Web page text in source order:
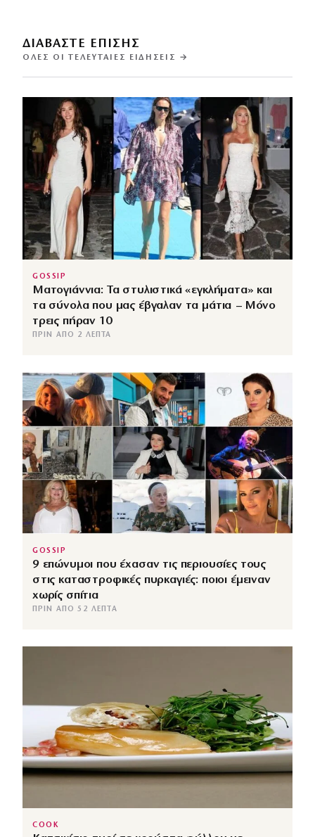
ΔΙΑΒΑΣΤΕ ΕΠΙΣΗΣ
ΌΛΕΣ ΟΙ ΤΕΛΕΥΤΑΊΕΣ ΕΙΔΉΣΕΙΣ →
GOSSIP
Ματογιάννια: Τα στυλιστικά «εγκλήματα» και
τα σύνολα που μας έβγαλαν τα μάτια – Μόνο
τρεις πήραν 10
ΠΡΙΝ ΑΠΌ 2 ΛΕΠΤΆ
GOSSIP
9 επώνυμοι που έχασαν τις περιουσίες τους
στις καταστροφικές πυρκαγιές: ποιοι έμειναν
χωρίς σπίτια
ΠΡΙΝ ΑΠΌ 52 ΛΕΠΤΆ
COOK